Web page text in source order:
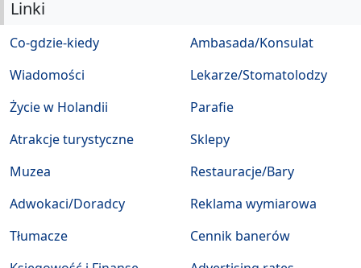
Linki
Co-gdzie-kiedy
Wiadomości
Życie w Holandii
Atrakcje turystyczne
Muzea
Ambasada/Konsulat
Lekarze/Stomatolodzy
Parafie
Sklepy
Restauracje/Bary
Adwokaci/Doradcy
Tłumacze
Reklama wymiarowa
Cennik banerów